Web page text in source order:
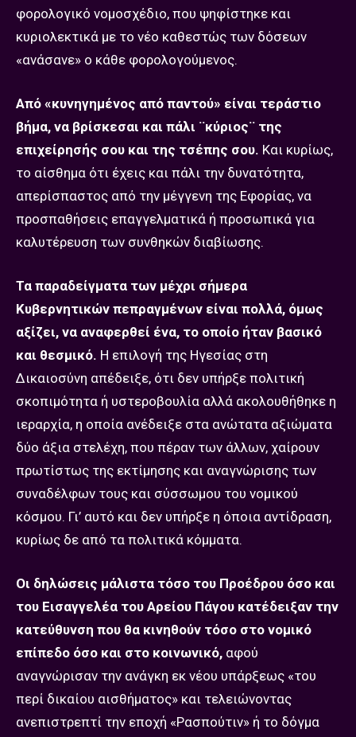
φορολογικό νομοσχέδιο, που ψηφίστηκε και
κυριολεκτικά με το νέο καθεστώς των δόσεων
«ανάσανε» ο κάθε φορολογούμενος.
Από «κυνηγημένος από παντού» είναι τεράστιο
βήμα, να βρίσκεσαι και πάλι ¨κύριος¨ της
επιχείρησής σου και της τσέπης σου. Και κυρίως,
το αίσθημα ότι έχεις και πάλι την δυνατότητα,
απερίσπαστος από την μέγγενη της Εφορίας, να
προσπαθήσεις επαγγελματικά ή προσωπικά για
καλυτέρευση των συνθηκών διαβίωσης.
Τα παραδείγματα των μέχρι σήμερα
Κυβερνητικών πεπραγμένων είναι πολλά, όμως
αξίζει, να αναφερθεί ένα, το οποίο ήταν βασικό
και θεσμικό. Η επιλογή της Ηγεσίας στη
Δικαιοσύνη απέδειξε, ότι δεν υπήρξε πολιτική
σκοπιμότητα ή υστεροβουλία αλλά ακολουθήθηκε η
ιεραρχία, η οποία ανέδειξε στα ανώτατα αξιώματα
δύο άξια στελέχη, που πέραν των άλλων, χαίρουν
πρωτίστως της εκτίμησης και αναγνώρισης των
συναδέλφων τους και σύσσωμου του νομικού
κόσμου. Γι’ αυτό και δεν υπήρξε η όποια αντίδραση,
κυρίως δε από τα πολιτικά κόμματα.
Οι δηλώσεις μάλιστα τόσο του Προέδρου όσο και
του Εισαγγελέα του Αρείου Πάγου κατέδειξαν την
κατεύθυνση που θα κινηθούν τόσο στο νομικό
επίπεδο όσο και στο κοινωνικό, αφού
αναγνώρισαν την ανάγκη εκ νέου υπάρξεως «του
περί δικαίου αισθήματος» και τελειώνοντας
ανεπιστρεπτί την εποχή «Ρασπούτιν» ή το δόγμα